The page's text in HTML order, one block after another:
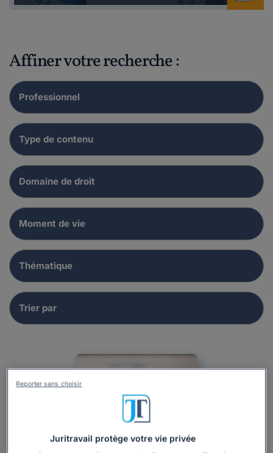
Affiner votre recherche :
Juritravail protège votre vie privée
Reporter sans choisir